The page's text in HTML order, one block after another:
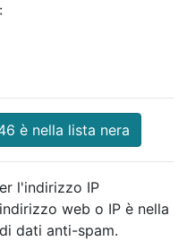
è nella lista nera
l'indirizzo IP
web o IP è nella
dati anti-spam.